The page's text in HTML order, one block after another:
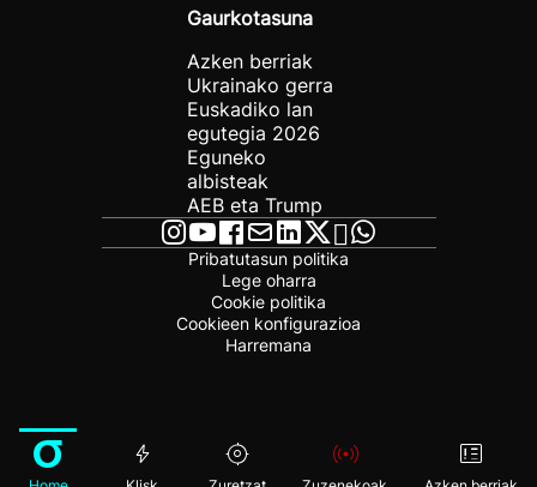
Gaurkotasuna
Azken berriak
Ukrainako gerra
Euskadiko lan
egutegia 2026
Eguneko
albisteak
AEB eta Trump
Pribatutasun politika
Lege oharra
Cookie politika
Cookieen konfigurazioa
Harremana